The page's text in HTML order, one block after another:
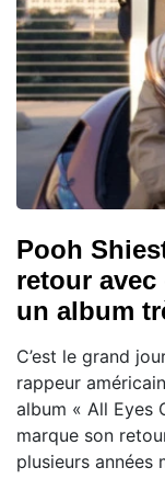
Pooh
retour avec
un album
C’est le grand
rappeur
album « All Eyes
marque son
plusieurs années